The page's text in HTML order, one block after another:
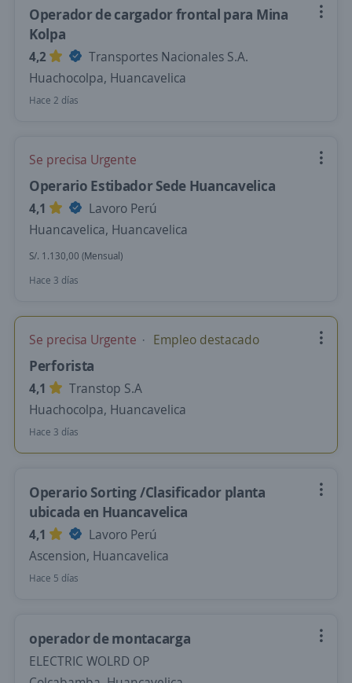
Operador de cargador frontal para Mina
Kolpa
4,2
Transportes Nacionales S.A.
Huachocolpa, Huancavelica
Hace 2 días
Se precisa Urgente
Operario Estibador Sede Huancavelica
4,1
Lavoro Perú
Huancavelica, Huancavelica
S/. 1.130,00 (Mensual)
Hace 3 días
Se precisa Urgente Empleo destacado
Perforista
4,1
Transtop S.A
Huachocolpa, Huancavelica
Hace 3 días
Operario Sorting /Clasificador planta
ubicada en Huancavelica
4,1
Lavoro Perú
Ascension, Huancavelica
Hace 5 días
operador de montacarga
ELECTRIC WOLRD OP